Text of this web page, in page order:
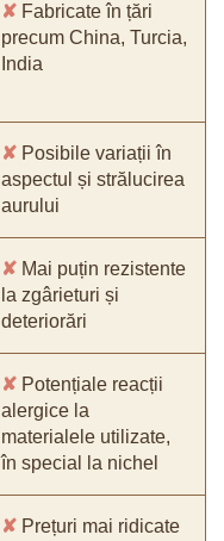
✘ Fabricate în țări
precum China, Turcia,
India
✘ Posibile variații în
aspectul și strălucirea
aurului
✘ Mai puțin rezistente
la zgârieturi și
deteriorări
✘ Potențiale reacții
alergice la
materialele utilizate,
în special la nichel
✘ Prețuri mai ridicate